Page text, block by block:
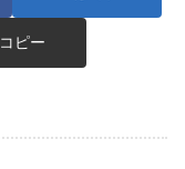
コピー